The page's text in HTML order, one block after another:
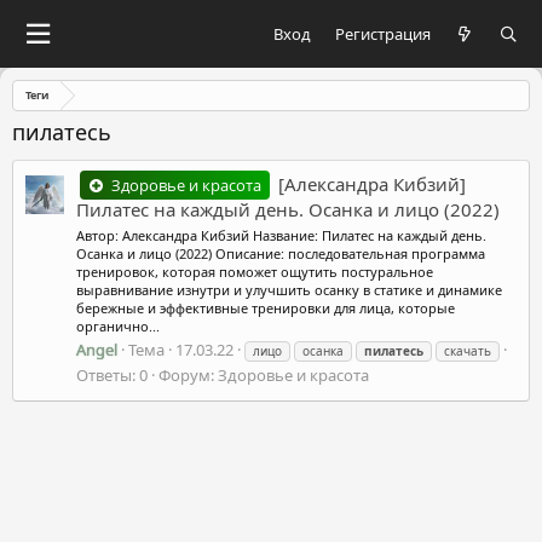
Вход Регистрация
Теги
пилатесь
Здоровье и красота
[Александра Кибзий]
Пилатес на каждый день. Осанка и лицо (2022)
Автор: Александра Кибзий Название: Пилатес на каждый день.
Осанка и лицо (2022) Описание: последовательная программа
тренировок, которая поможет ощутить постуральное
выравнивание изнутри и улучшить осанку в статике и динамике
бережные и эффективные тренировки для лица, которые
органично...
Angel Тема 17.03.22 лицо осанка пилатесь скачать
Ответы: 0 Форум:Здоровье и красота